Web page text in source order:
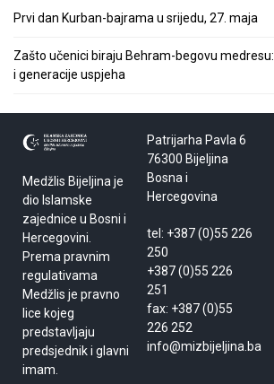
Prvi dan Kurban-bajrama u srijedu, 27. maja
Zašto učenici biraju Behram-begovu
i generacije uspjeha
Medžlis Bijeljina je
dio Islamske
zajednice u Bosni i
Hercegovini.
Prema pravnim
regulativama
Medžlis je pravno
lice kojeg
predstavljaju
predsjednik i glavni
imam.
Patrijarha Pavla 6
76300 Bijeljina
Bosna i
Hercegovina
tel: +387 (0)55 226
250
+387 (0)55 226
251
fax: +387 (0)55
226 252
info@mizbijeljina.ba